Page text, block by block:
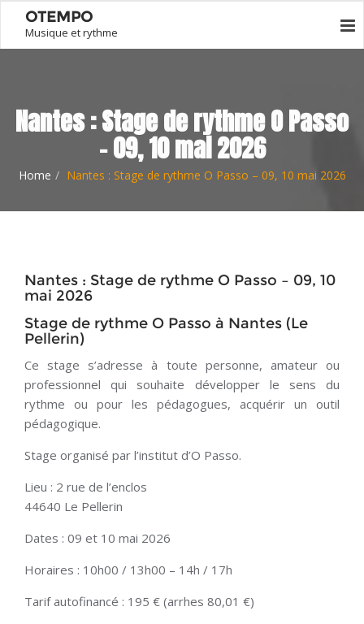
OTEMPO
Musique et rythme
Nantes : Stage de rythme O Passo
– 09, 10 mai 2026
Home Nantes : Stage de rythme O Passo – 09, 10 mai 2026
Nantes : Stage de rythme O Passo – 09, 10
mai 2026
Stage de rythme O Passo à Nantes (Le
Pellerin)
Ce stage s’adresse à toute personne, amateur ou
professionnel qui souhaite développer le sens du
rythme ou pour les pédagogues, acquérir un outil
pédagogique.
Stage organisé par l’institut d’O Passo.
Lieu : 2 rue de l’enclos
44640 Le Pellerin
Dates : 09 et 10 mai 2026
Horaires : 10h00 / 13h00 – 14h / 17h
Tarif autofinancé : 195 € (arrhes 80,01 €)